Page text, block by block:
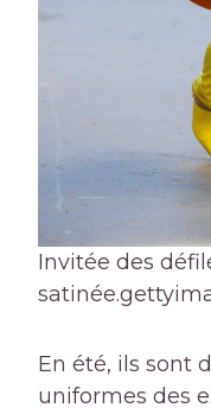
Invitée des
satinée.
En été, ils sont
uniformes des